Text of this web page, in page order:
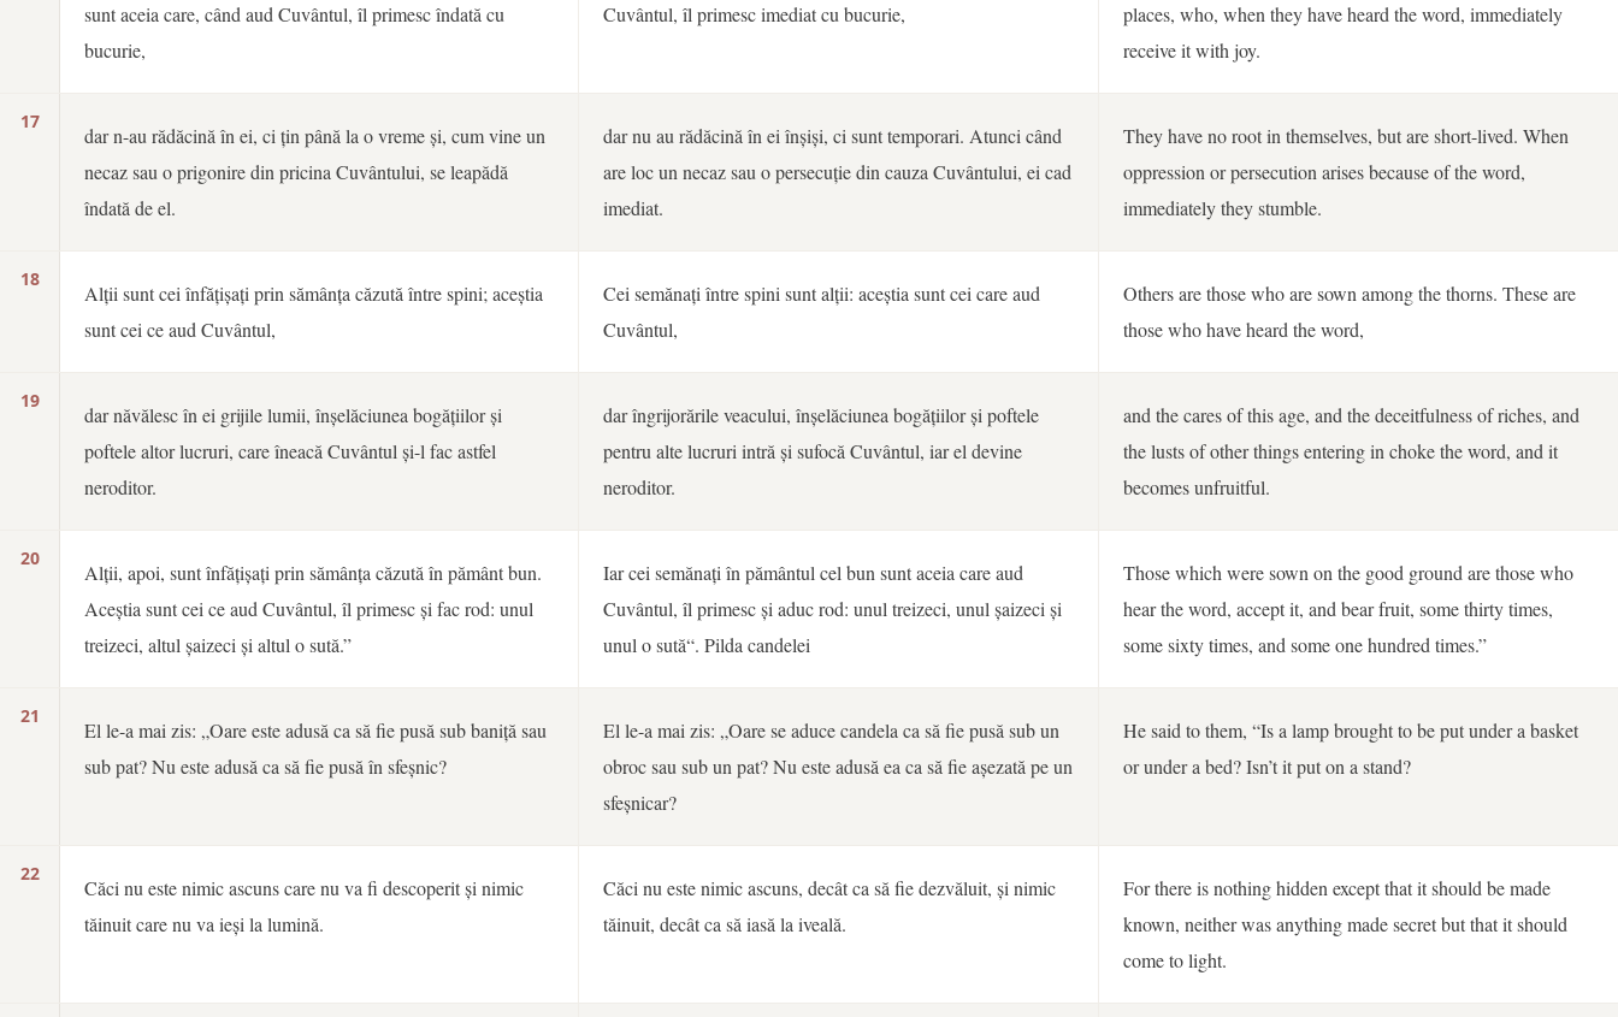
sunt aceia care, când aud Cuvântul, îl primesc îndată cu
bucurie,
Cuvântul, îl primesc imediat cu bucurie,
places, who, when they have heard the word, immediately
receive it with joy.
17
dar n-au rădăcină în ei, ci țin până la o vreme și, cum vine un
necaz sau o prigonire din pricina Cuvântului, se leapădă
îndată de el.
dar nu au rădăcină în ei înșiși, ci sunt temporari. Atunci când
are loc un necaz sau o persecuție din cauza Cuvântului, ei cad
imediat.
They have no root in themselves, but are short-lived. When
oppression or persecution arises because of the word,
immediately they stumble.
18
Alții sunt cei înfățișați prin sămânța căzută între spini; aceștia
sunt cei ce aud Cuvântul,
Cei semănați între spini sunt alții: aceștia sunt cei care aud
Cuvântul,
Others are those who are sown among the thorns. These are
those who have heard the word,
19
dar năvălesc în ei grijile lumii, înșelăciunea bogățiilor și
poftele altor lucruri, care îneacă Cuvântul și-l fac astfel
neroditor.
dar îngrijorările veacului, înșelăciunea bogățiilor și poftele
pentru alte lucruri intră și sufocă Cuvântul, iar el devine
neroditor.
and the cares of this age, and the deceitfulness of riches, and
the lusts of other things entering in choke the word, and it
becomes unfruitful.
20
Alții, apoi, sunt înfățișați prin sămânța căzută în pământ bun.
Aceștia sunt cei ce aud Cuvântul, îl primesc și fac rod: unul
treizeci, altul șaizeci și altul o sută.”
Iar cei semănați în pământul cel bun sunt aceia care aud
Cuvântul, îl primesc și aduc rod: unul treizeci, unul șaizeci și
unul o sută“. Pilda candelei
Those which were sown on the good ground are those who
hear the word, accept it, and bear fruit, some thirty times,
some sixty times, and some one hundred times.”
21
El le-a mai zis: „Oare este adusă ca să fie pusă sub baniță sau
sub pat? Nu este adusă ca să fie pusă în sfeșnic?
El le-a mai zis: „Oare se aduce candela ca să fie pusă sub un
obroc sau sub un pat? Nu este adusă ea ca să fie așezată pe un
sfeșnicar?
He said to them, “Is a lamp brought to be put under a basket
or under a bed? Isn’t it put on a stand?
22
Căci nu este nimic ascuns care nu va fi descoperit și nimic
tăinuit care nu va ieși la lumină.
Căci nu este nimic ascuns, decât ca să fie dezvăluit, și nimic
tăinuit, decât ca să iasă la iveală.
For there is nothing hidden except that it should be made
known, neither was anything made secret but that it should
come to light.